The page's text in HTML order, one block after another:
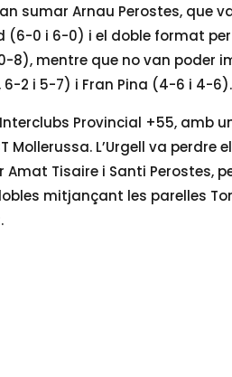
sumar Arnau Perostes, que
(6-0 i 6-0) i el doble format
8), mentre que no van poder
2 i 5-7) i Fran Pina (4-6 i 4-6).
Provincial +55, amb
L’Urgell va perdre
Tisaire i Santi Perostes,
mitjançant les parelles